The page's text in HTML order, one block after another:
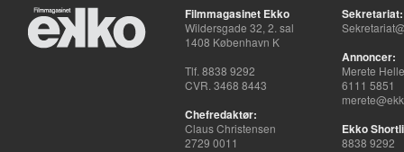
Filmmagasinet Ekko
Wildersgade 32, 2. sal
1408 København K
Tlf. 8838 9292
CVR. 3468 8443
Chefredaktør:
Claus Christensen
2729 0011
Sekretariat:
Annoncer:
Merete
6111 5851
Ekko
8838 9292